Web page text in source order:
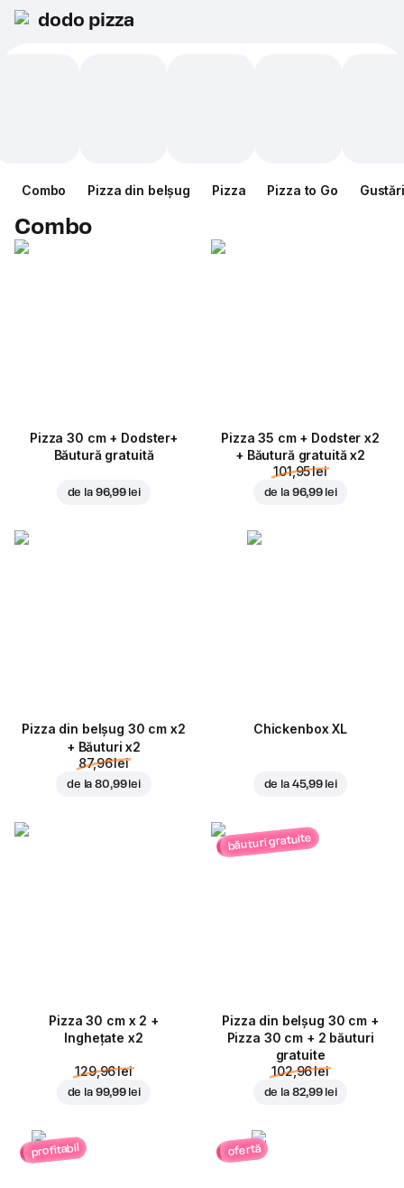
dodo pizza
Combo Pizza din belșug Pizza Pizza to Go Gustări
Combo
Pizza 30 cm + Dodster+
Băutură gratuită
de la 96,99 lei
Pizza 35 cm + Dodster x2
+ Băutură gratuită x2
101,95 lei
de la 96,99 lei
Pizza din belșug 30 cm x2
+ Băuturi x2
87,96 lei
de la80,99 lei
Chickenbox XL
de la 45,99 lei
Pizza 30 cm x 2 +
Inghețate x2
129,96 lei
de la 99,99 lei
băuturi gratuite
Pizza din belșug 30 cm +
Pizza 30 cm + 2 băuturi
gratuite
102,96 lei
de la 82,99 lei
profitabil ofertă